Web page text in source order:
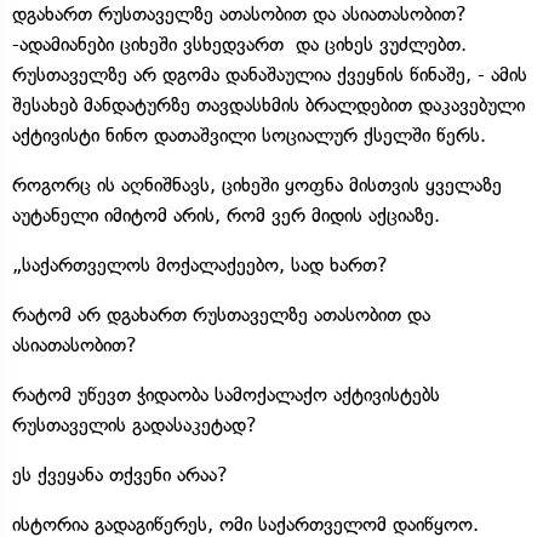
დგახართ რუსთაველზე ათასობით და ასიათასობით?
-ადამიანები ციხეში ვსხედვართ და ციხეს ვუძლებთ.
რუსთაველზე არ დგომა დანაშაულია ქვეყნის წინაშე, - ამის
შესახებ მანდატურზე თავდასხმის ბრალდებით დაკავებული
აქტივისტი ნინო დათაშვილი სოციალურ ქსელში წერს.
როგორც ის აღნიშნავს, ციხეში ყოფნა მისთვის ყველაზე
აუტანელი იმიტომ არის, რომ ვერ მიდის აქციაზე.
„საქართველოს მოქალაქეებო, სად ხართ?
რატომ არ დგახართ რუსთაველზე ათასობით და
ასიათასობით?
რატომ უწევთ ჭიდაობა სამოქალაქო აქტივისტებს
რუსთაველის გადასაკეტად?
ეს ქვეყანა თქვენი არაა?
ისტორია გადაგიწერეს, ომი საქართველომ დაიწყოო.